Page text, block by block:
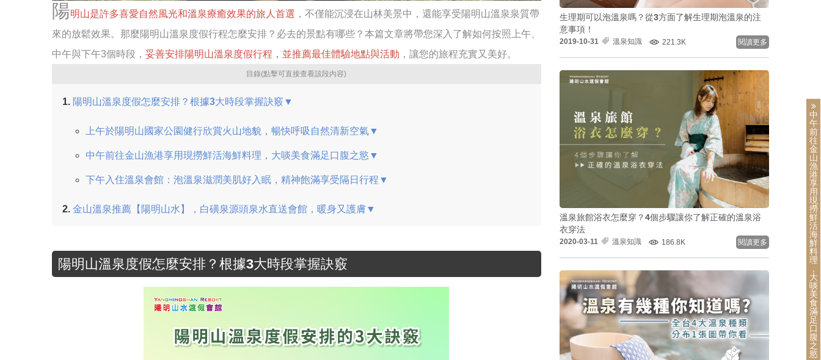
陽明山是許多喜愛自然風光和溫泉療癒效果的旅人首選 ，不僅能沉浸在山林美景中，還能享受陽明山溫泉泉質帶
來的放鬆效果。那麼陽明山溫泉度假行程怎麼安排？必去的景點有哪些？本篇文章將帶您深入了解如何按照上午、
中午與下午3個時段， 妥善安排陽明山溫泉度假行程，並推薦最佳體驗地點與活動 ，讓您的旅程充實又美好。
目錄(點擊可直接查看該段內容)
陽明山溫泉度假怎麼安排？根據3大時段掌握訣竅▼
上午於陽明山國家公園健行欣賞火山地貌，暢快呼吸自然清新空氣▼
中午前往金山漁港享用現撈鮮活海鮮料理，大啖美食滿足口腹之慾▼
下午入住溫泉會館：泡溫泉滋潤美肌好入眠，精神飽滿享受隔日行程▼
金山溫泉推薦【陽明山水】，白磺泉源頭泉水直送會館，暖身又護膚▼
陽明山溫泉度假怎麼安排？根據3大時段掌握訣竅
生理期可以泡溫泉嗎？從3方面了解生理期泡溫泉的注
意事項！
2019-10-31 溫泉知識 221.3K 閱讀更多
溫泉旅館浴衣怎麼穿？4個步驟讓你了解正確的溫泉浴
衣穿法
2020-03-11 溫泉知識 186.8K 閱讀更多
中
午
前
往
金
山
漁
港
享
用
現
撈
鮮
活
海
鮮
料
理
，
大
啖
美
食
滿
足
口
腹
之
慾